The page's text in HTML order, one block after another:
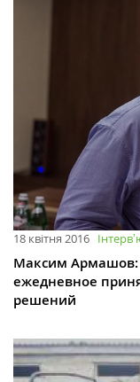
18 квітня 2016
Максим
ежедневное
решений